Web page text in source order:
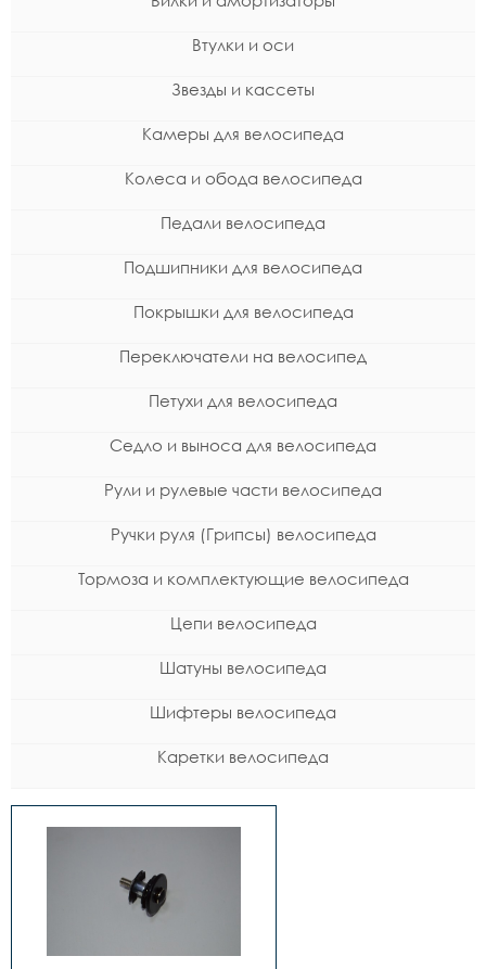
Втулки и оси
Звезды и кассеты
Камеры для велосипеда
Колеса и обода велосипеда
Педали велосипеда
Подшипники для велосипеда
Покрышки для велосипеда
Переключатели на велосипед
Петухи для велосипеда
Седло и выноса для велосипеда
Рули и рулевые части велосипеда
Ручки руля (Грипсы) велосипеда
Тормоза и комплектующие велосипеда
Цепи велосипеда
Шатуны велосипеда
Шифтеры велосипеда
Каретки велосипеда